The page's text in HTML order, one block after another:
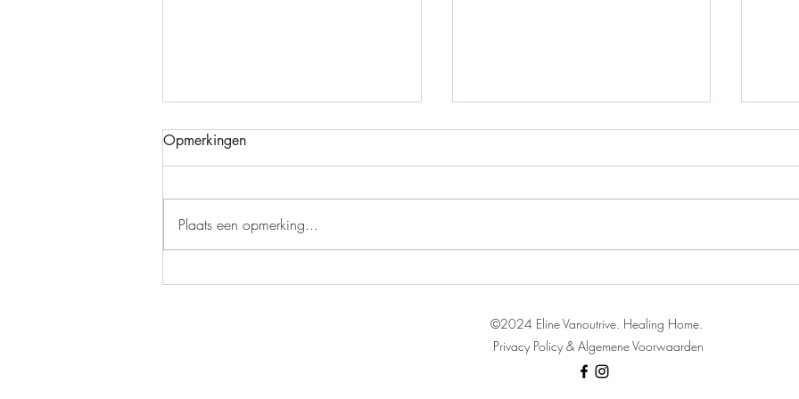
Opmerkingen
Plaats een opmerking...
©2024 Eline Vanoutrive. Healing Home.
Privacy Policy & Algemene Voorwaarden